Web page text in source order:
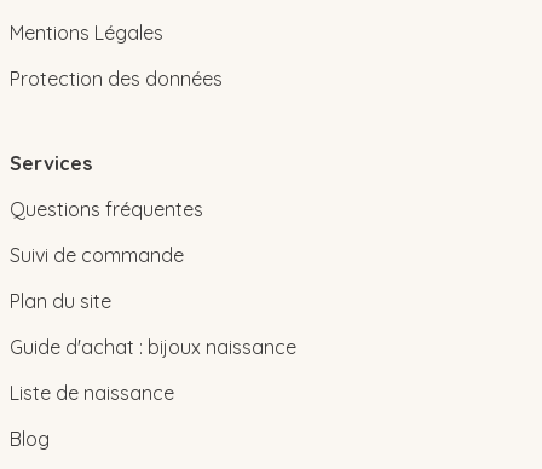
Mentions Légales
Protection des données
Services
Questions fréquentes
Suivi de commande
Plan du site
Guide d'achat : bijoux naissance
Liste de naissance
Blog